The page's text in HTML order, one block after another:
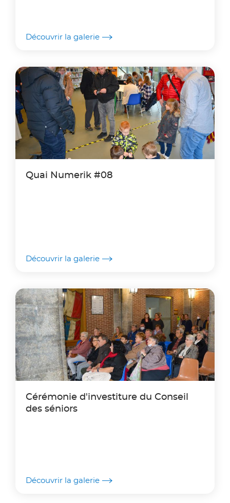
Découvrir la galerie
Quai Numerik #08
Découvrir la galerie
Cérémonie d'investiture du Conseil
des séniors
Découvrir la galerie